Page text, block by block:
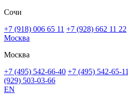
Сочи
+7 (918) 006 65 11 +7 (928) 662 11 22
Москва
Москва
+7 (495) 542-66-40 +7 (495) 542-65-11
(929) 503-03-66
EN